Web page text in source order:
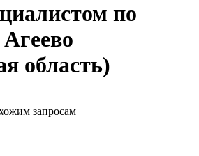
по
область)
запросам